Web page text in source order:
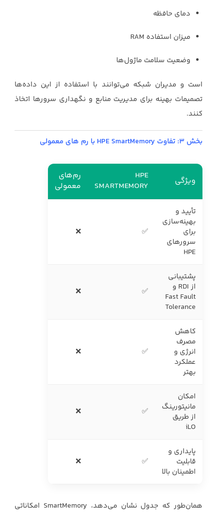
دمای حافظه
میزان استفاده RAM
وضعیت سلامت ماژول‌ها
است و مدیران شبکه می‌توانند با استفاده از این داده‌ها
تصمیمات بهینه برای مدیریت منابع و نگهداری سرورها اتخاذ
کنند.
بخش ۳: تفاوت HPE SmartMemory با رم‌ های معمولی
ویژگی
HPE
SMARTMEMORY
رم‌های
معمولی
تأیید و
بهینه‌سازی
برای
سرورهای
HPE
✅
❌
پشتیبانی
از RDI و
Fast Fault
Tolerance
✅
❌
کاهش
مصرف
انرژی و
عملکرد
بهتر
✅
❌
امکان
مانیتورینگ
از طریق
iLO
✅
❌
پایداری و
قابلیت
اطمینان بالا
✅
❌
همان‌طور که جدول نشان می‌دهد، SmartMemory امکاناتی